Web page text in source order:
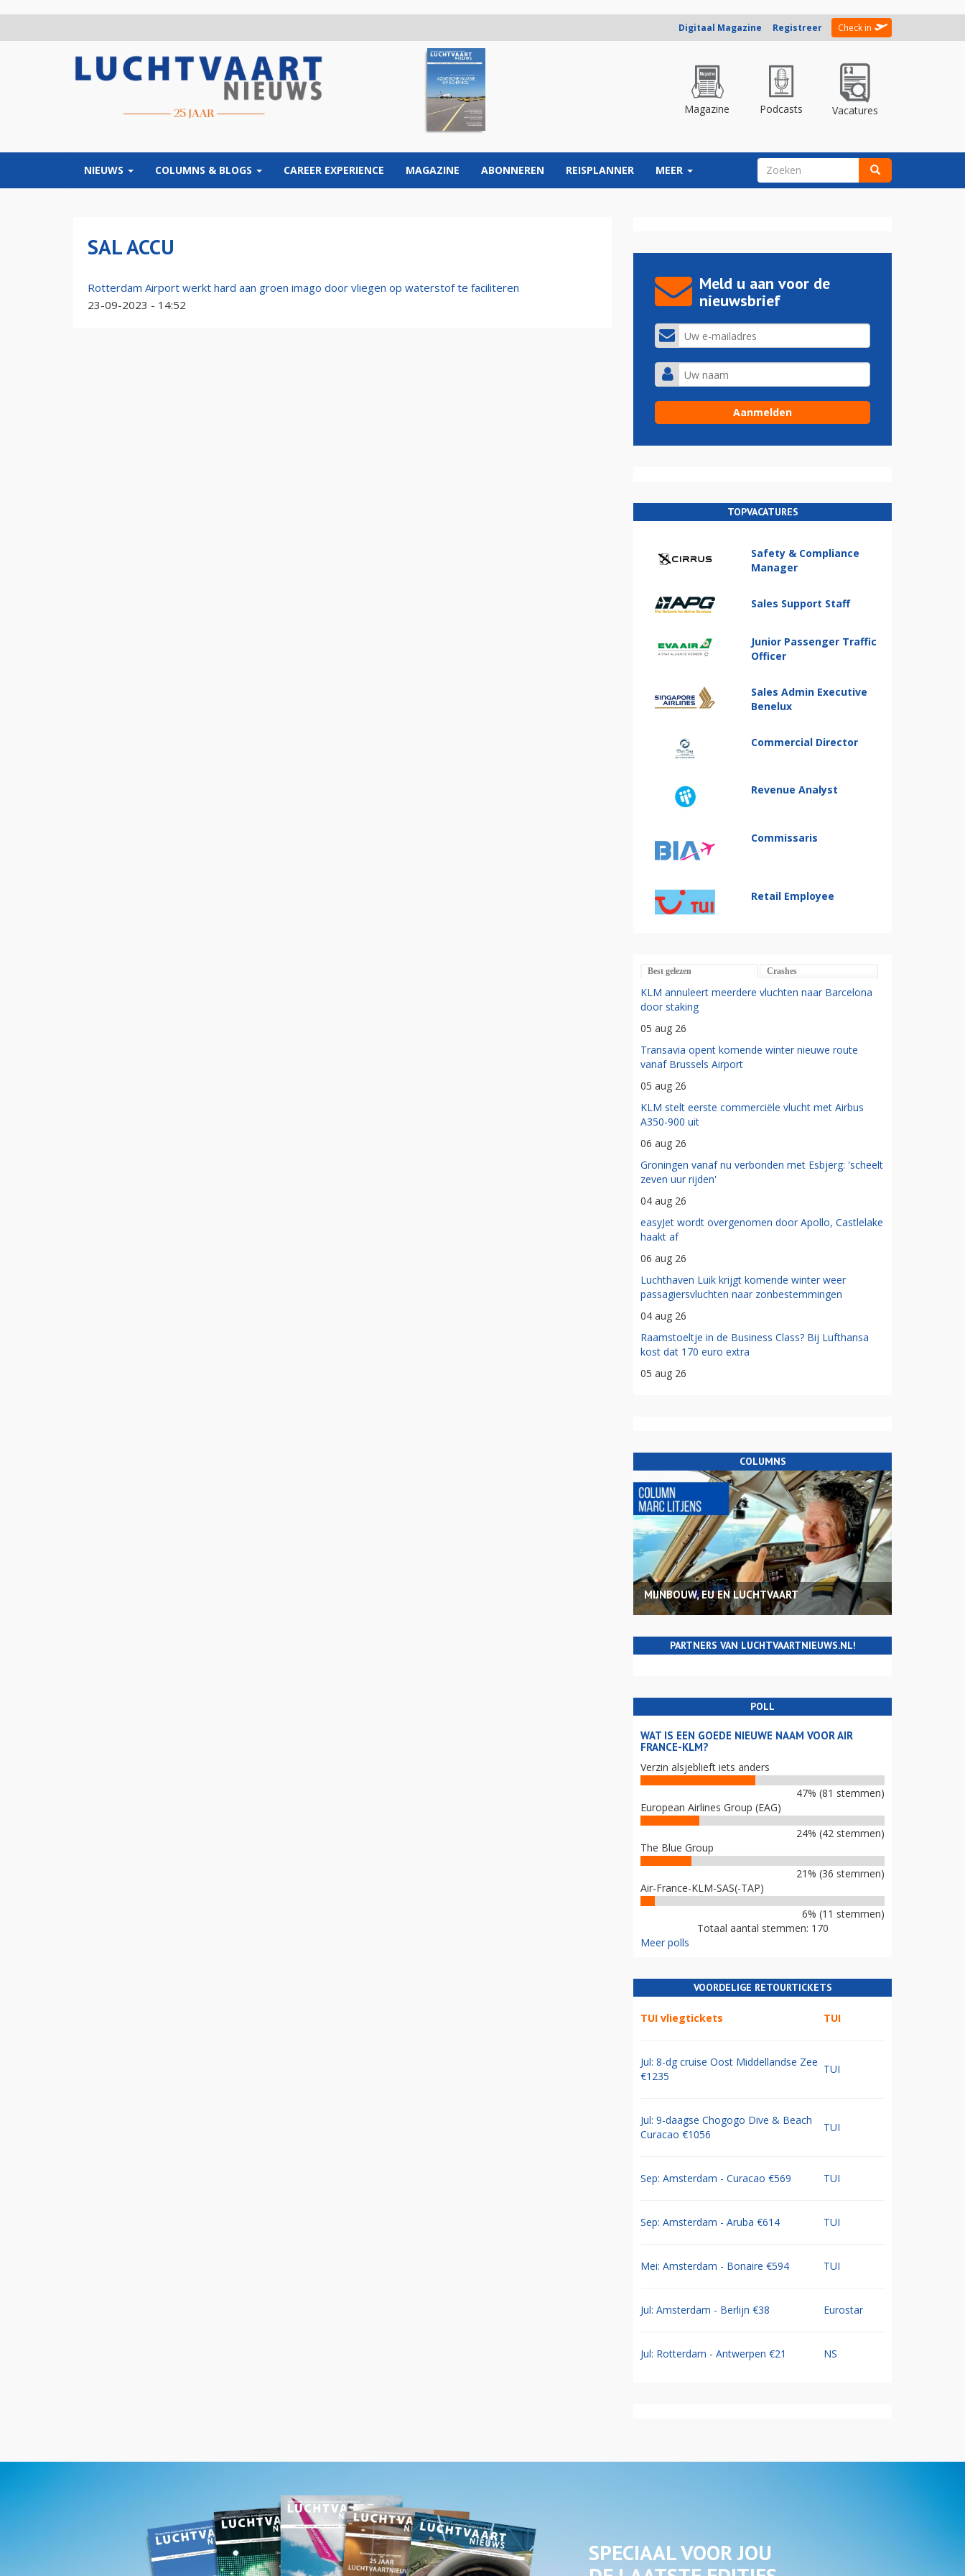
Digitaal Magazine Registreer Check in
Magazine Podcasts Vacatures
NIEUWS COLUMNS & BLOGS CAREER EXPERIENCE MAGAZINE ABONNEREN REISPLANNER MEER ZOEKVELD
SAL ACCU
Rotterdam Airport werkt hard aan groen imago door vliegen op waterstof te faciliteren
23-09-2023 - 14:52
Meld u aan voor de
nieuwsbrief
TOPVACATURES
Safety & Compliance
Manager
Sales Support Staff
Junior Passenger Traffic
Officer
Sales Admin Executive
Benelux
Commercial Director
Revenue Analyst
Commissaris
Retail Employee
Best gelezen Crashes
KLM annuleert meerdere vluchten naar Barcelona
door staking
05 aug 26
Transavia opent komende winter nieuwe route
vanaf Brussels Airport
05 aug 26
KLM stelt eerste commerciële vlucht met Airbus
A350-900 uit
06 aug 26
Groningen vanaf nu verbonden met Esbjerg: 'scheelt
zeven uur rijden'
04 aug 26
easyJet wordt overgenomen door Apollo, Castlelake
haakt af
06 aug 26
Luchthaven Luik krijgt komende winter weer
passagiersvluchten naar zonbestemmingen
04 aug 26
Raamstoeltje in de Business Class? Bij Lufthansa
kost dat 170 euro extra
05 aug 26
COLUMNS
MIJNBOUW, EU EN LUCHTVAART
PARTNERS VAN LUCHTVAARTNIEUWS.NL!
POLL
WAT IS EEN GOEDE NIEUWE NAAM VOOR AIR
FRANCE-KLM?
Verzin alsjeblieft iets anders
47% (81 stemmen)
European Airlines Group (EAG)
24% (42 stemmen)
The Blue Group
21% (36 stemmen)
Air-France-KLM-SAS(-TAP)
6% (11 stemmen)
Totaal aantal stemmen: 170
Meer polls
VOORDELIGE RETOURTICKETS
TUI vliegtickets TUI
Jul: 8-dg cruise Oost Middellandse Zee
€1235
TUI
Jul: 9-daagse Chogogo Dive & Beach
Curacao €1056
TUI
Sep: Amsterdam - Curacao €569 TUI
Sep: Amsterdam - Aruba €614 TUI
Mei: Amsterdam - Bonaire €594 TUI
Jul: Amsterdam - Berlijn €38 Eurostar
Jul: Rotterdam - Antwerpen €21 NS
SPECIAAL VOOR JOU